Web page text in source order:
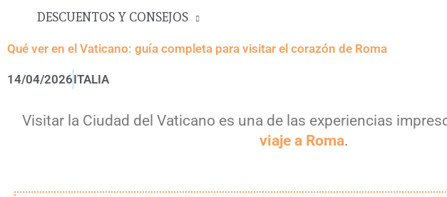
DESCUENTOS Y CONSEJOS
Qué ver en el Vaticano: guía completa para visitar el corazón de Roma
14/04/2026ITALIA
Visitar la Ciudad del Vaticano es una de las experiencias
viaje a Roma.